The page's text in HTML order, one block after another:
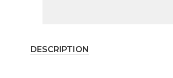
DESCRIPTION